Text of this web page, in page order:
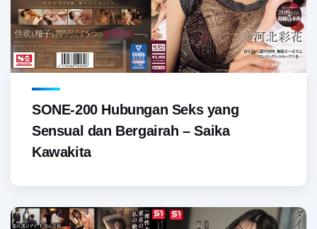
SONE-200 Hubungan Seks yang
Sensual dan Bergairah – Saika
Kawakita